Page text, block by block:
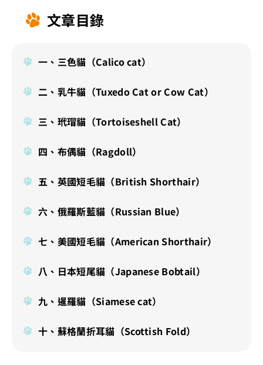
文章目錄
一、三色貓（Calico cat）
二、乳牛貓（Tuxedo Cat or Cow Cat）
三、玳瑁貓（Tortoiseshell Cat）
四、布偶貓（Ragdoll）
五、英國短毛貓（British Shorthair）
六、俄羅斯藍貓（Russian Blue）
七、美國短毛貓（American Shorthair）
八、日本短尾貓（Japanese Bobtail）
九、暹羅貓（Siamese cat）
十、蘇格蘭折耳貓（Scottish Fold）